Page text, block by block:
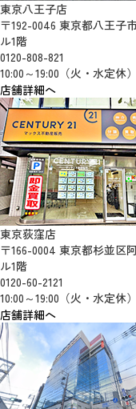
東京八王子店
〒192-0046 東京都八王子
ル1階
0120-808-821
10:00～19:00（火・水定休）
店舗詳細へ
東京荻窪店
〒166-0004 東京都杉並区
ル1階
0120-60-2121
10:00～19:00（火・水定休）
店舗詳細へ